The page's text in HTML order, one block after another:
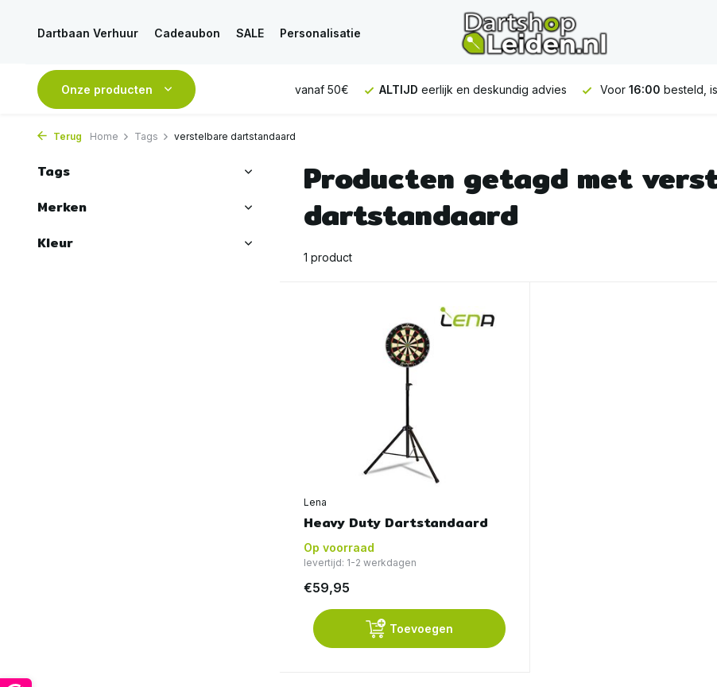
Dartbaan Verhuur Cadeaubon SALE Personalisatie
Onze producten
is VANDAAGverstuurd GRATIS verzending vanaf 50€ ALTIJD eerlijk en deskundig advies Voor 16:00 besteld, is
Terug Home Tags verstelbare dartstandaard
Tags
Merken
Kleur
Producten getagd met
dartstandaard
1 product
Lena
Heavy Duty Dartstandaard
Op voorraad
levertijd: 1-2 werkdagen
€59,95
Toevoegen